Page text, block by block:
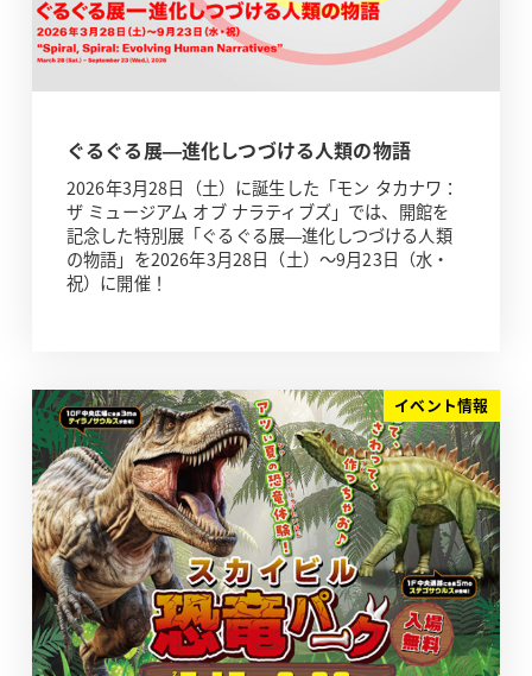
ぐるぐる展—進化しつづける人類の物語
2026年3月28日（土）に誕生した「モン タカナワ：
ザ ミュージアム オブ ナラティブズ」では、開館を
記念した特別展「ぐるぐる展—進化しつづける人類
の物語」を2026年3月28日（土）～9月23日（水・
祝）に開催！
イベント情報